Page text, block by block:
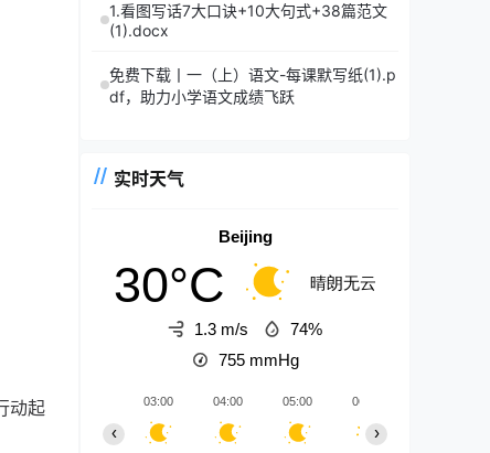
动起
1.看图写话7大口诀+10大句式+38篇范文
(1).docx
免费下载丨一（上）语文-每课默写纸(1).p
df，助力小学语文成绩飞跃
实时天气
Beijing
30°C 晴朗无云
1.3 m/s
74%
755 mmHg
03:00 04:00 05:00 06:00
‹ ›